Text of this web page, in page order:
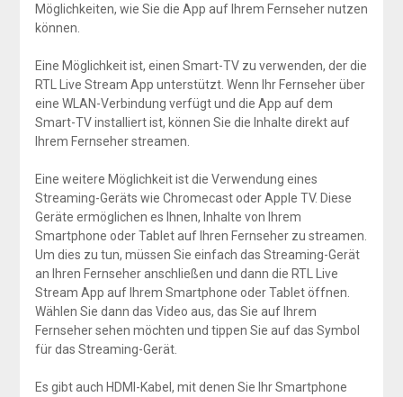
Möglichkeiten, wie Sie die App auf Ihrem Fernseher nutzen
können.
Eine Möglichkeit ist, einen Smart-TV zu verwenden, der die
RTL Live Stream App unterstützt. Wenn Ihr Fernseher über
eine WLAN-Verbindung verfügt und die App auf dem
Smart-TV installiert ist, können Sie die Inhalte direkt auf
Ihrem Fernseher streamen.
Eine weitere Möglichkeit ist die Verwendung eines
Streaming-Geräts wie Chromecast oder Apple TV. Diese
Geräte ermöglichen es Ihnen, Inhalte von Ihrem
Smartphone oder Tablet auf Ihren Fernseher zu streamen.
Um dies zu tun, müssen Sie einfach das Streaming-Gerät
an Ihren Fernseher anschließen und dann die RTL Live
Stream App auf Ihrem Smartphone oder Tablet öffnen.
Wählen Sie dann das Video aus, das Sie auf Ihrem
Fernseher sehen möchten und tippen Sie auf das Symbol
für das Streaming-Gerät.
Es gibt auch HDMI-Kabel, mit denen Sie Ihr Smartphone